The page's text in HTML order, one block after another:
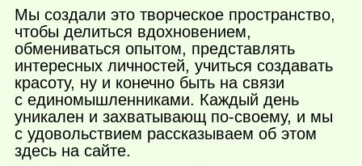
Мы создали это творческое пространство,
чтобы делиться вдохновением,
обмениваться опытом, представлять
интересных личностей, учиться создавать
красоту, ну и конечно быть на связи
с единомышленниками. Каждый день
уникален и захватывающ по-своему, и мы
c удовольствием рассказываем об этом
здесь на сайте.